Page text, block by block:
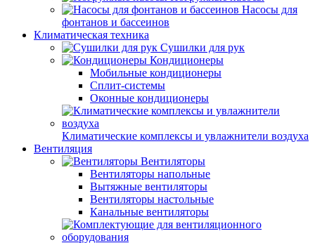
Насосы для
фонтанов и бассеинов
Климатическая техника
Сушилки для рук
Кондиционеры
Мобильные кондиционеры
Сплит-системы
Оконные кондиционеры
Климатические комплексы и увлажнители воздуха
Вентиляция
Вентиляторы
Вентиляторы напольные
Вытяжные вентиляторы
Вентиляторы настольные
Канальные вентиляторы